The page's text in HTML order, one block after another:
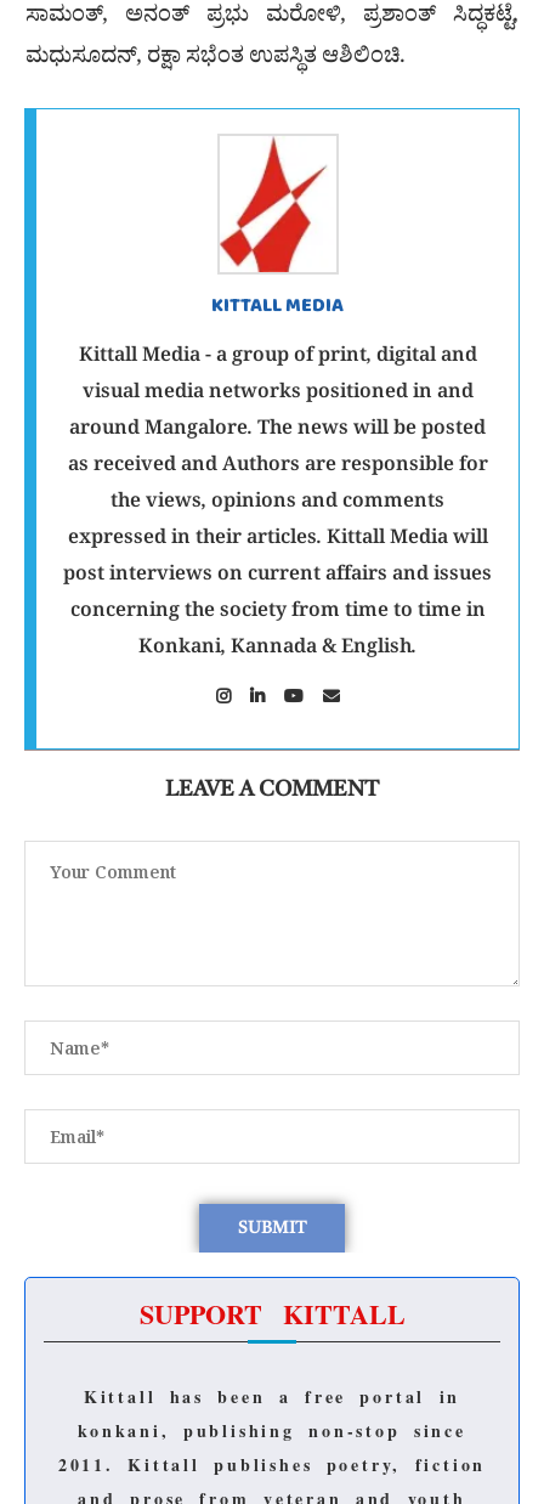
ಸಾಮಂತ್, ಅನಂತ್ ಪ್ರಭು ಮರೋಳಿ, ಪ್ರಶಾಂತ್ ಸಿದ್ಧಕಟ್ಟೆ,
ಮಧುಸೂದನ್, ರಕ್ಷಾ ಸಭೆಂತ ಉಪಸ್ಥಿತ ಆಶಿಲಿಂಚಿ.
KITTALL MEDIA
Kittall Media - a group of print, digital and
visual media networks positioned in and
around Mangalore. The news will be posted
as received and Authors are responsible for
the views, opinions and comments
expressed in their articles. Kittall Media will
post interviews on current affairs and issues
concerning the society from time to time in
Konkani, Kannada & English.
LEAVE A COMMENT
SUPPORT KITTALL
Kittall has been a free portal in
konkani, publishing non-stop since
2011.Kittall publishes poetry, fiction
and prose from veteran and youth